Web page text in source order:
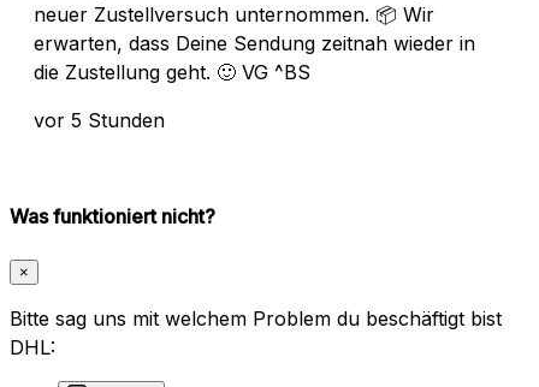
neuer Zustellversuch unternommen. 📦 Wir
erwarten, dass Deine Sendung zeitnah wieder in
die Zustellung geht. 🙂 VG ^BS
vor 5 Stunden
Was funktioniert nicht?
×
Bitte sag uns mit welchem Problem du beschäftigt bist
DHL: